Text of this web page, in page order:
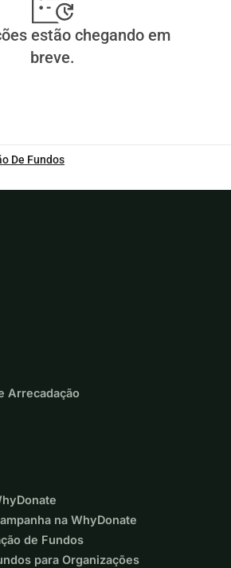
estão chegando em
breve.
De Fundos
Arrecadação
na WhyDonate
de Fundos
para Organizações